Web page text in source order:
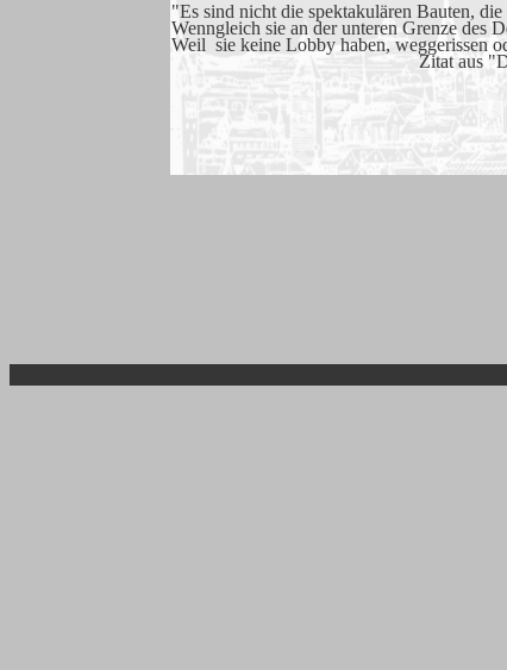
"Es sind nicht die spektakulären Bauten,
Wenngleich sie an der unteren Grenze des
Weil sie keine Lobby haben, weggerissen
Zitat aus "Der